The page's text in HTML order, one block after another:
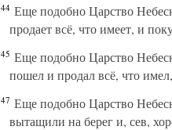
44 Еще подобно Царство
продает всё, что имеет, и
45 Еще подобно Царство
пошел и продал всё, что
47 Еще подобно Царство
вытащили на берег и, сев,